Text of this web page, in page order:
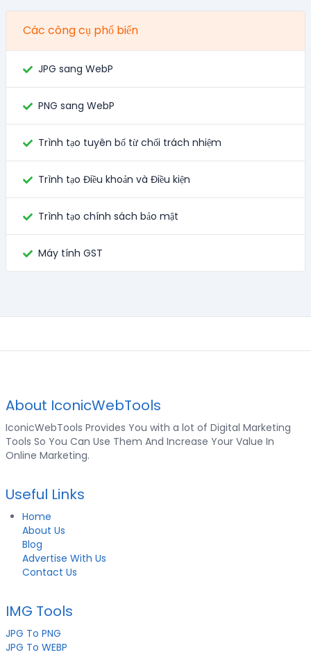
Các công cụ phổ biến
JPG sang WebP
PNG sang WebP
Trình tạo tuyên bố từ chối trách nhiệm
Trình tạo Điều khoản và Điều kiện
Trình tạo chính sách bảo mật
Máy tính GST
About IconicWebTools
IconicWebTools Provides You with a lot of Digital Marketing
Tools So You Can Use Them And Increase Your Value In
Online Marketing.
Useful Links
Home
About Us
Blog
Advertise With Us
Contact Us
IMG Tools
JPG To PNG
JPG To WEBP